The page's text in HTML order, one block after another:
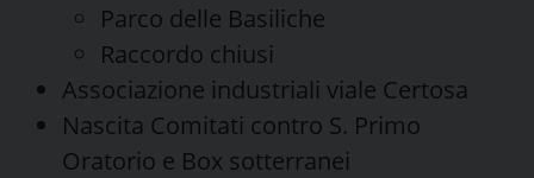
Parco delle Basiliche
Raccordo chiusi
Associazione industriali viale Certosa
Nascita Comitati contro S. Primo
Oratorio e Box sotterranei